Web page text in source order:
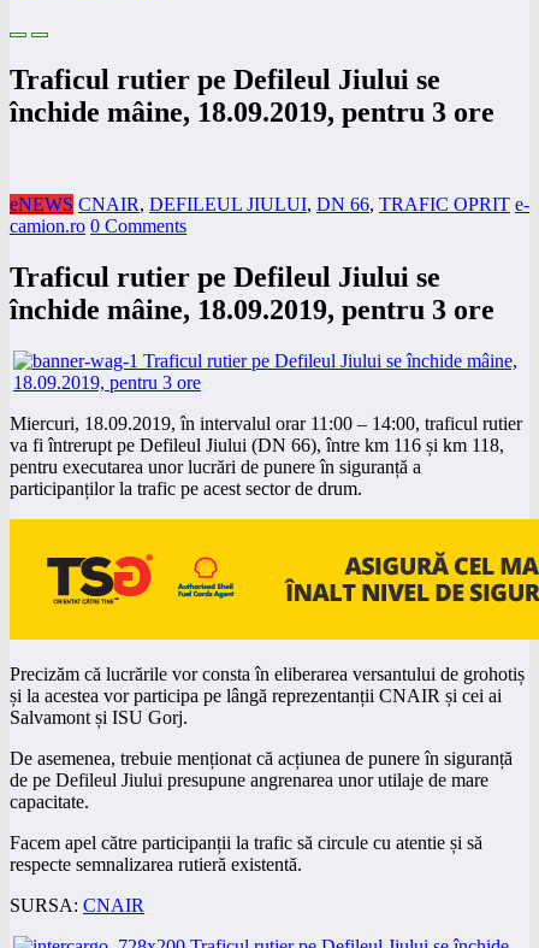
Traficul rutier pe Defileul Jiului se
închide mâine, 18.09.2019, pentru 3 ore
eNEWS CNAIR, DEFILEUL JIULUI, DN 66, TRAFIC OPRIT e-
camion.ro 0 Comments
Traficul rutier pe Defileul Jiului se
închide mâine, 18.09.2019, pentru 3 ore
Miercuri, 18.09.2019, în intervalul orar 11:00 – 14:00, traficul rutier
va fi întrerupt pe Defileul Jiului (DN 66), între km 116 și km 118,
pentru executarea unor lucrări de punere în siguranță a
participanților la trafic pe acest sector de drum.
Precizăm că lucrările vor consta în eliberarea versantului de grohotiș
și la acestea vor participa pe lângă reprezentanții CNAIR și cei ai
Salvamont și ISU Gorj.
De asemenea, trebuie menționat că acțiunea de punere în siguranță
de pe Defileul Jiului presupune angrenarea unor utilaje de mare
capacitate.
Facem apel către participanții la trafic să circule cu atentie și să
respecte semnalizarea rutieră existentă.
SURSA: CNAIR